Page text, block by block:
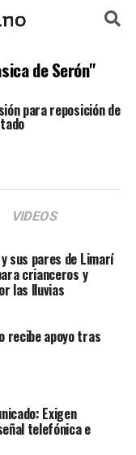
de Serón"
para reposición de
VIDEOS
sus pares de Limarí
crianceros y
las lluvias
recibe apoyo tras
Exigen
telefónica e